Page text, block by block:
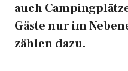
auch
Gäste nur im
zählen dazu.